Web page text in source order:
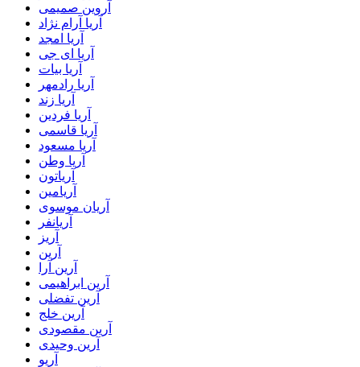
آروین صمیمی
آریا آرام نژاد
آریا امجد
آریا ای جی
آریا بیات
آریا رادمهر
آریا زند
آریا فردین
آریا قاسمی
آریا مسعود
آریا وطن
آریاتون
آریامین
آریان موسوی
آریانفر
آریز
آرین
آرین آرا
آرین ابراهیمی
آرین تفضلی
آرین خلج
آرین مقصودی
آرین وحیدی
آریو